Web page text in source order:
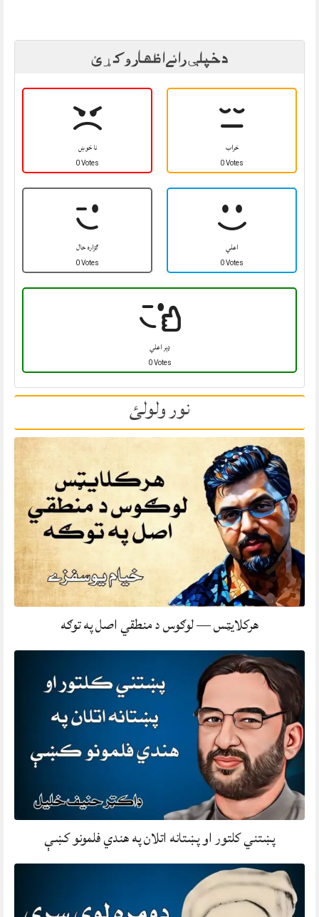
د خپلې رائے اظهار وکړئ
نا خوښ
0 Votes
خراب
0 Votes
ګزاره حال
0 Votes
اعلي
0 Votes
ډېر اعلي
0 Votes
نور ولولئ
هرکلایټس — لوګوس د منطقي اصل په توګه
پښتني کلتور او پښتانه اتلان په هندي فلمونو کښې